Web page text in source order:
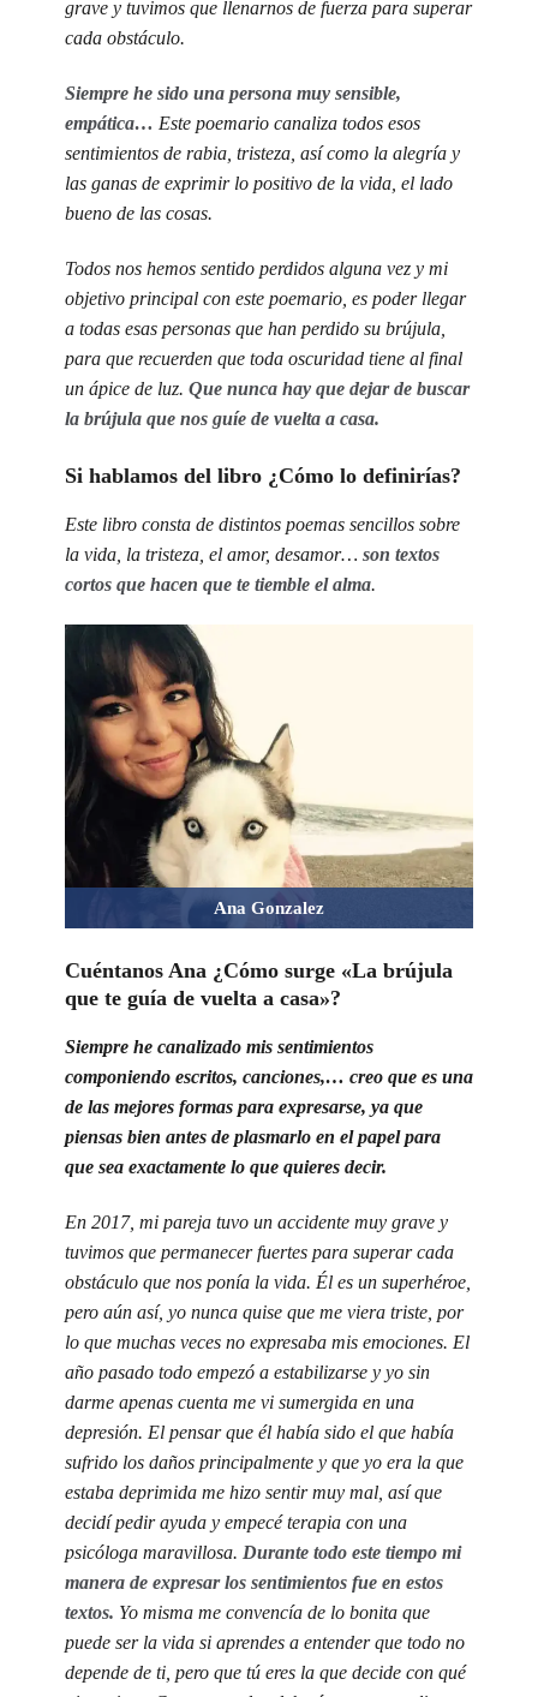
grave y tuvimos que llenarnos de fuerza para superar
cada obstáculo.
Siempre he sido una persona muy sensible,
empática… Este poemario canaliza todos esos
sentimientos de rabia, tristeza, así como la alegría y
las ganas de exprimir lo positivo de la vida, el lado
bueno de las cosas.
Todos nos hemos sentido perdidos alguna vez y mi
objetivo principal con este poemario, es poder llegar
a todas esas personas que han perdido su brújula,
para que recuerden que toda oscuridad tiene al final
un ápice de luz. Que nunca hay que dejar de buscar
la brújula que nos guíe de vuelta a casa.
Si hablamos del libro ¿Cómo lo definirías?
Este libro consta de distintos poemas sencillos sobre
la vida, la tristeza, el amor, desamor… son textos
cortos que hacen que te tiemble el alma.
Ana Gonzalez
Cuéntanos Ana ¿Cómo surge «La brújula
que te guía de vuelta a casa»?
Siempre he canalizado mis sentimientos
componiendo escritos, canciones,… creo que es una
de las mejores formas para expresarse, ya que
piensas bien antes de plasmarlo en el papel para
que sea exactamente lo que quieres decir.
En 2017, mi pareja tuvo un accidente muy grave y
tuvimos que permanecer fuertes para superar cada
obstáculo que nos ponía la vida. Él es un superhéroe,
pero aún así, yo nunca quise que me viera triste, por
lo que muchas veces no expresaba mis emociones. El
año pasado todo empezó a estabilizarse y yo sin
darme apenas cuenta me vi sumergida en una
depresión. El pensar que él había sido el que había
sufrido los daños principalmente y que yo era la que
estaba deprimida me hizo sentir muy mal, así que
decidí pedir ayuda y empecé terapia con una
psicóloga maravillosa. Durante todo este tiempo mi
manera de expresar los sentimientos fue en estos
textos. Yo misma me convencía de lo bonita que
puede ser la vida si aprendes a entender que todo no
depende de ti, pero que tú eres la que decide con qué